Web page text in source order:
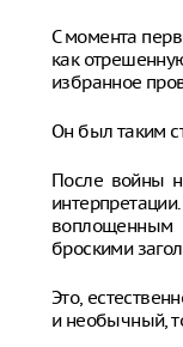
С момента
как
избранное
Он был таким
После войны
воплощенным
броскими
Это,
и необычный,